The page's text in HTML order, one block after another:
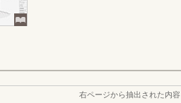
右ページから抽出された内容